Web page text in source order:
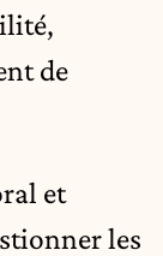
de
et
les